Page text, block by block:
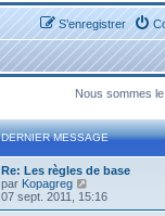
S’enregistrer
Nous sommes
DERNIER MESSAGE
Re: Les règles de base
par Kopagreg
o
i
07 sept. 2011, 15:16